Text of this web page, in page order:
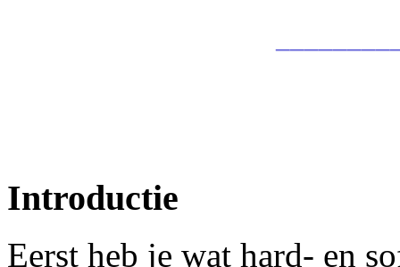
Introductie
Eerst heb je wat hard- en